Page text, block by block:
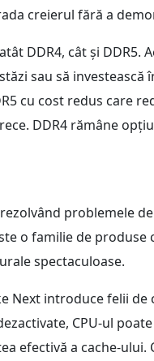
creierul fără a
DDR4, cât și
sau să
cu cost redus care
DDR4 rămâne
problemele
o familie de
spectaculoase.
Next introduce felii de
CPU-ul
efectivă a cache-